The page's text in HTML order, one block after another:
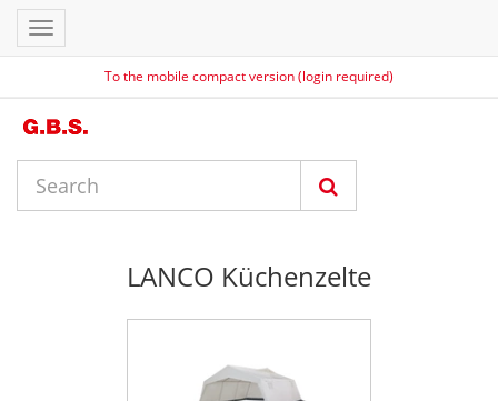
To the mobile compact version (login required)
Toggle
navigation
LANCO Küchenzelte